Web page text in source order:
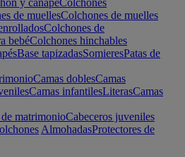
y canapéColchones
de muellesColchones de muelles
Colchones de
bebéColchones hinchables
Base tapizadasSomieresPatas de
Camas doblesCamas
Camas infantilesLiterasCamas
matrimonioCabeceros juveniles
AlmohadasProtectores de